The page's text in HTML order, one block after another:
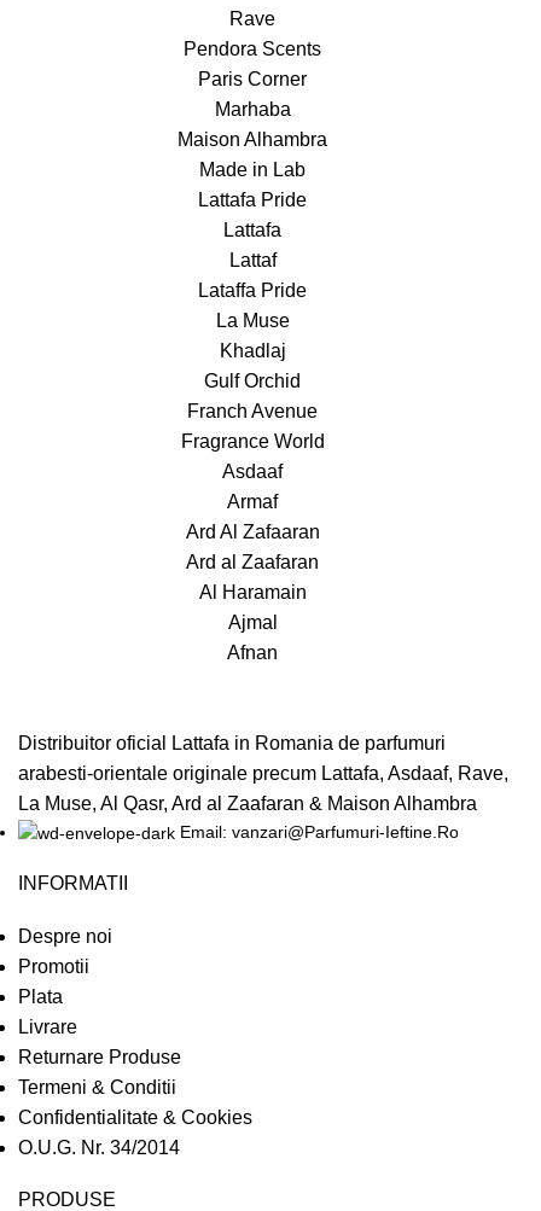
Rave
Pendora Scents
Paris Corner
Marhaba
Maison Alhambra
Made in Lab
Lattafa Pride
Lattafa
Lattaf
Lataffa Pride
La Muse
Khadlaj
Gulf Orchid
Franch Avenue
Fragrance World
Asdaaf
Armaf
Ard Al Zafaaran
Ard al Zaafaran
Al Haramain
Ajmal
Afnan
Distribuitor oficial Lattafa in Romania de parfumuri
arabesti-orientale originale precum Lattafa, Asdaaf, Rave,
La Muse, Al Qasr, Ard al Zaafaran & Maison Alhambra
Email: vanzari@Parfumuri-Ieftine.Ro
INFORMATII
Despre noi
Promotii
Plata
Livrare
Returnare Produse
Termeni & Conditii
Confidentialitate & Cookies
O.U.G. Nr. 34/2014
PRODUSE